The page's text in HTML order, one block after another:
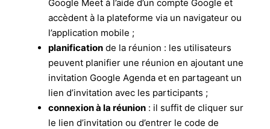
Google Meet à l’aide d’un compte Google et
accèdent à la plateforme via un navigateur ou
l’application mobile ;
planification de la réunion : les utilisateurs
peuvent planifier une réunion en ajoutant une
invitation Google Agenda et en partageant un
lien d’invitation avec les participants ;
connexion à la réunion : il suffit de cliquer sur
le lien d’invitation ou d’entrer le code de